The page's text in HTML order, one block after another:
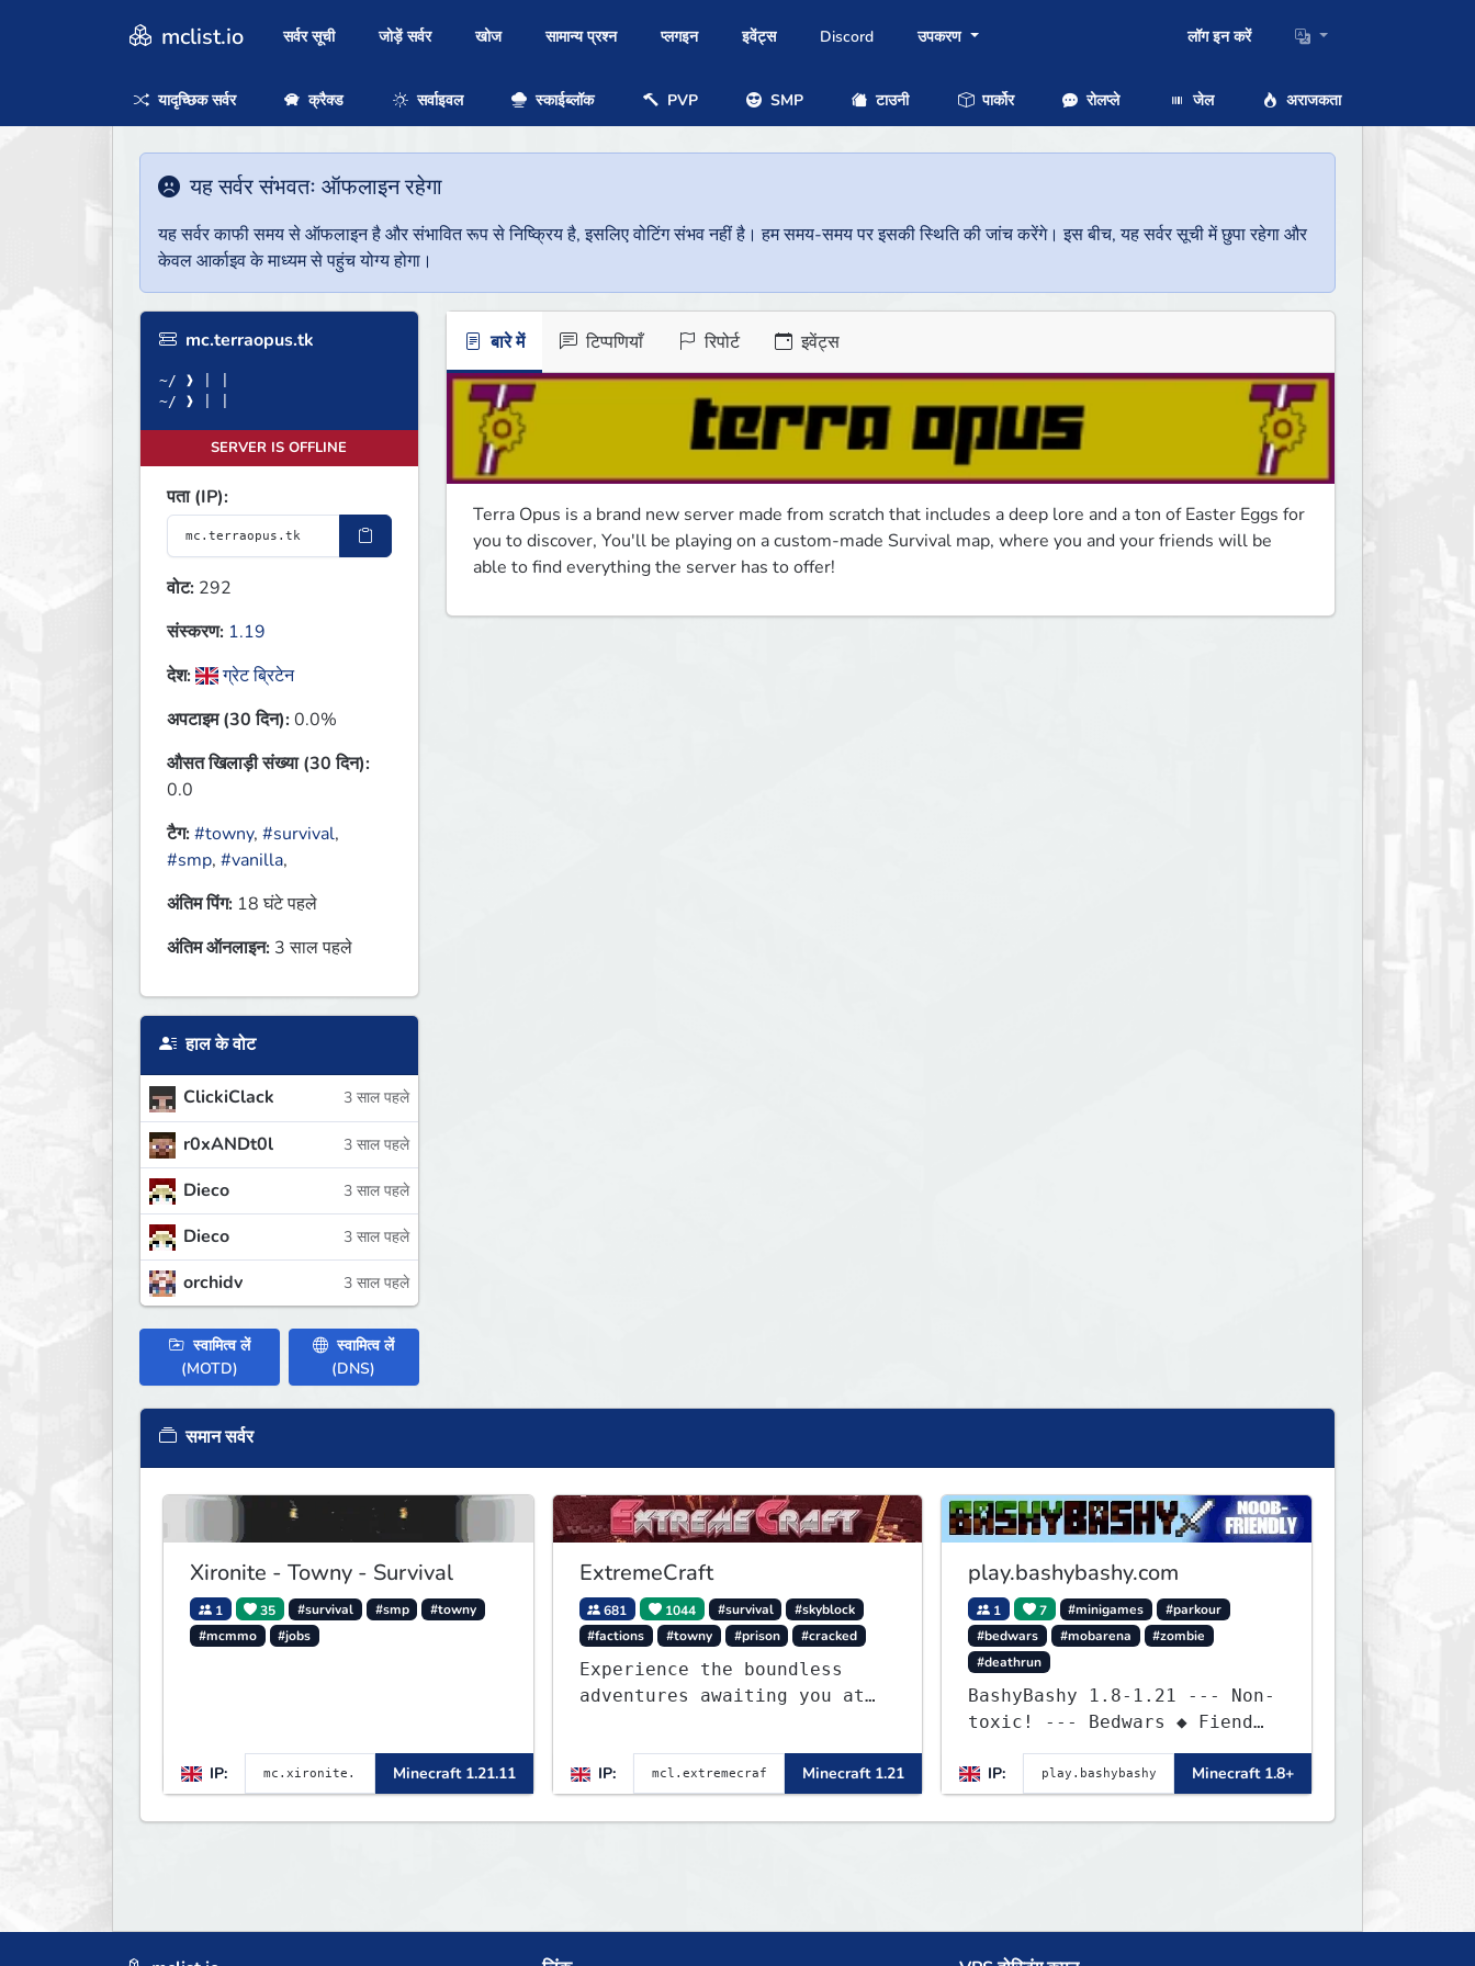
mclist.io सर्वर सूची जोड़ें सर्वर खोज सामान्य प्रश्न प्लगइन इवेंट्स Discord उपकरण लॉग इन करें
यादृच्छिक सर्वर क्रैक्ड सर्वाइवल स्काईब्लॉक PVP SMP टाउनी पार्कोर रोलप्ले जेल अराजकता
यह सर्वर संभवतः ऑफलाइन रहेगा
यह सर्वर काफी समय से ऑफलाइन है और संभावित रूप से निष्क्रिय है, इसलिए वोटिंग संभव नहीं है। हम समय-समय पर इसकी स्थिति की जांच करेंगे। इस बीच, यह सर्वर सूची में छुपा रहेगा और
केवल आर्काइव के माध्यम से पहुंच योग्य होगा।
mc.terraopus.tk
~/ ❱ | |
~/ ❱ | |
SERVER IS OFFLINE
पता (IP):
वोट: 292
संस्करण: 1.19
देश:
ग्रेट ब्रिटेन
अपटाइम (30 दिन):0.0%
औसत खिलाड़ी संख्या (30 दिन):
0.0
टैग:#towny, #survival,
#smp, #vanilla,
अंतिम पिंग: 18 घंटे पहले
अंतिम ऑनलाइन: 3 साल पहले
हाल के वोट
ClickiClack 3 साल पहले
r0xANDt0l 3 साल पहले
Dieco 3 साल पहले
Dieco 3 साल पहले
orchidv 3 साल पहले
स्वामित्व लें
(MOTD)
स्वामित्व लें
(DNS)
बारे में टिप्पणियाँ रिपोर्ट इवेंट्स
Terra Opus is a brand new server made from scratch that includes a deep lore and a ton of Easter Eggs for
you to discover, You'll be playing on a custom-made Survival map, where you and your friends will be
able to find everything the server has to offer!
समान सर्वर
Xironite - Towny - Survival
1 35 #survival #smp
#towny
#mcmmo
#jobs
IP: Minecraft 1.21.11
ExtremeCraft
681 1044 #survival
#skyblock
#factions
#towny #prison #cracked
Experience the boundless
adventures awaiting you at
a journey through a plethora
of exhilarating game modes,
blending both timeless
classics and innovative new
IP: Minecraft 1.21
play.bashybashy.com
1 7 #minigames
#parkour
#bedwars
#mobarena
#zombie
#deathrun
BashyBashy 1.8-1.21 --- Non-
toxic! --- Bedwars ◆ Fiend
Fight ◆ Assault Course
IP:
Minecraft 1.8+